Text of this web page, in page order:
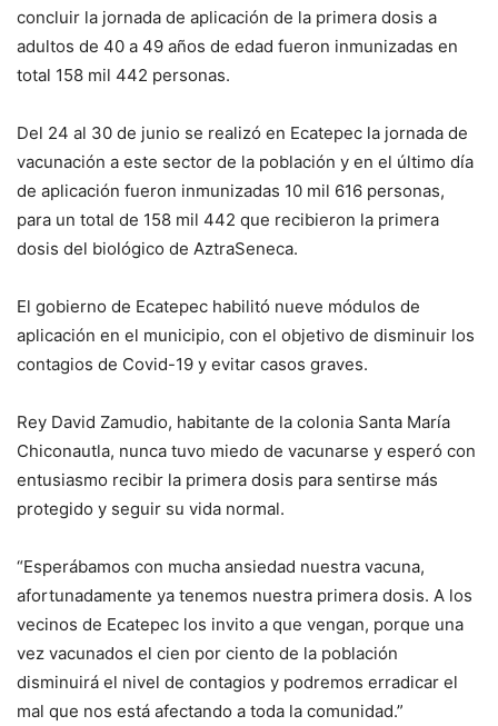
concluir la jornada de aplicación de la primera dosis a
adultos de 40 a 49 años de edad fueron inmunizadas en
total 158 mil 442 personas.
Del 24 al 30 de junio se realizó en Ecatepec la jornada de
vacunación a este sector de la población y en el último día
de aplicación fueron inmunizadas 10 mil 616 personas,
para un total de 158 mil 442 que recibieron la primera
dosis del biológico de AztraSeneca.
El gobierno de Ecatepec habilitó nueve módulos de
aplicación en el municipio, con el objetivo de disminuir los
contagios de Covid-19 y evitar casos graves.
Rey David Zamudio, habitante de la colonia Santa María
Chiconautla, nunca tuvo miedo de vacunarse y esperó con
entusiasmo recibir la primera dosis para sentirse más
protegido y seguir su vida normal.
“Esperábamos con mucha ansiedad nuestra vacuna,
afortunadamente ya tenemos nuestra primera dosis. A los
vecinos de Ecatepec los invito a que vengan, porque una
vez vacunados el cien por ciento de la población
disminuirá el nivel de contagios y podremos erradicar el
mal que nos está afectando a toda la comunidad.”